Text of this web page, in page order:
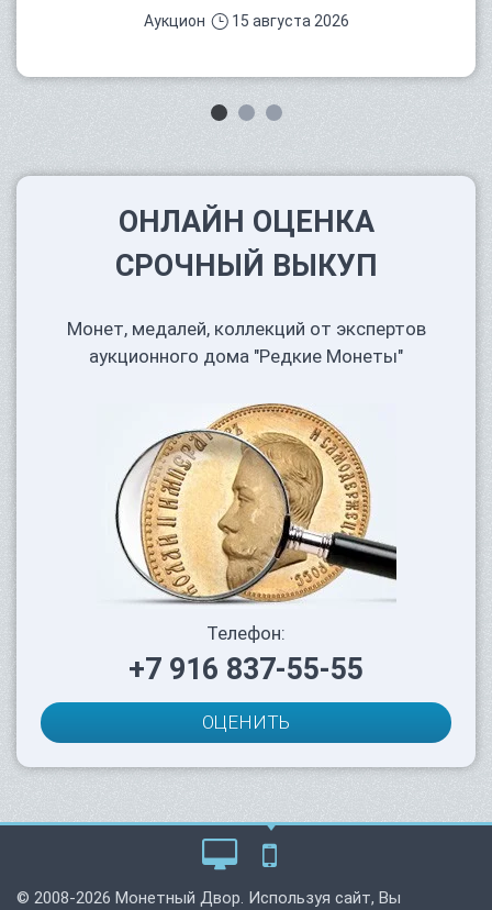
Аукцион 15 августа 2026
ОНЛАЙН ОЦЕНКА
СРОЧНЫЙ ВЫКУП
Монет, медалей, коллекций от экспертов
аукционного дома "Редкие Монеты"
Телефон:
+7 916 837-55-55
ОЦЕНИТЬ
© 2008-2026 Монетный Двор. Используя сайт, Вы